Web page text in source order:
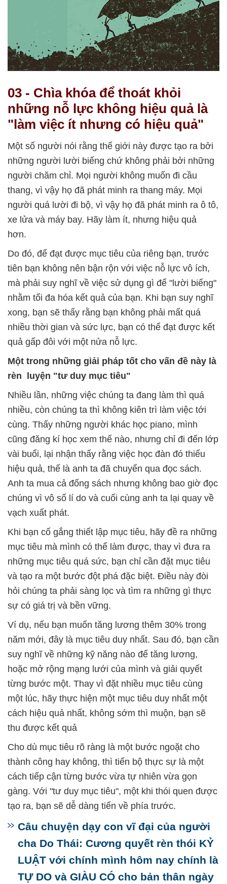
03 - Chìa khóa để thoát khỏi
những nỗ lực không hiệu quả là
"làm việc ít nhưng có hiệu quả"
Một số người nói rằng thế giới này được tạo ra bởi
những người lười biếng chứ không phải bởi những
người chăm chỉ. Mọi người không muốn đi cầu
thang, vì vậy họ đã phát minh ra thang máy. Mọi
người quá lười đi bộ, vì vậy họ đã phát minh ra ô tô,
xe lửa và máy bay. Hãy làm ít, nhưng hiệu quả
hơn.
Do đó, để đạt được mục tiêu của riêng bạn, trước
tiên bạn không nên bận rộn với việc nỗ lực vô ích,
mà phải suy nghĩ về việc sử dụng gì để "lười biếng"
nhằm tối đa hóa kết quả của bạn. Khi bạn suy nghĩ
xong, bạn sẽ thấy rằng bạn không phải mất quá
nhiều thời gian và sức lực, bạn có thể đạt được kết
quả gấp đôi với một nửa nỗ lực.
Một trong những giải pháp tốt cho vấn đề này là
rèn luyện "tư duy mục tiêu"
Nhiều lần, những việc chúng ta đang làm thì quá
nhiều, còn chúng ta thì không kiên trì làm việc tới
cùng. Thấy những người khác học piano, mình
cũng đăng kí học xem thế nào, nhưng chỉ đi đến lớp
vài buổi, lại nhận thấy rằng việc học đàn đó thiếu
hiệu quả, thế là anh ta đã chuyển qua đọc sách.
Anh ta mua cả đống sách nhưng không bao giờ đọc
chúng vì vô số lí do và cuối cùng anh ta lại quay về
vạch xuất phát.
Khi bạn cố gắng thiết lập mục tiêu, hãy đề ra những
mục tiêu mà mình có thể làm được, thay vì đưa ra
những mục tiêu quá sức, bạn chỉ cần đặt mục tiêu
và tạo ra một bước đột phá đặc biệt. Điều này đòi
hỏi chúng ta phải sàng lọc và tìm ra những gì thực
sự có giá trị và bền vững.
Ví dụ, nếu bạn muốn tăng lương thêm 30% trong
năm mới, đây là mục tiêu duy nhất. Sau đó, bạn cần
suy nghĩ về những kỹ năng nào để tăng lương,
hoặc mở rộng mạng lưới của mình và giải quyết
từng bước một. Thay vì đặt nhiều mục tiêu cùng
một lúc, hãy thực hiện một mục tiêu duy nhất một
cách hiệu quả nhất, không sớm thì muộn, bạn sẽ
thu được kết quả
Cho dù mục tiêu rõ ràng là một bước ngoặt cho
thành công hay không, thì tiến bộ thực sự là một
cách tiếp cận từng bước vừa tự nhiên vừa gọn
gàng. Với "tư duy mục tiêu", một khi thói quen được
tạo ra, bạn sẽ dễ dàng tiến về phía trước.
Câu chuyện dạy con vĩ đại của người
cha Do Thái: Cương quyết rèn thói KỶ
LUẬT với chính mình hôm nay chính là
TỰ DO và GIÀU CÓ cho bản thân ngày